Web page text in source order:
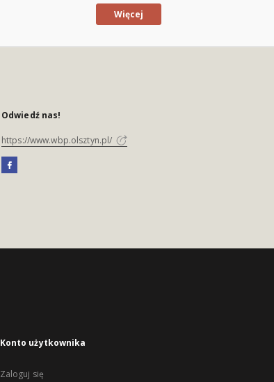
Więcej
Odwiedź nas!
https://www.wbp.olsztyn.pl/
Konto użytkownika
Zaloguj się